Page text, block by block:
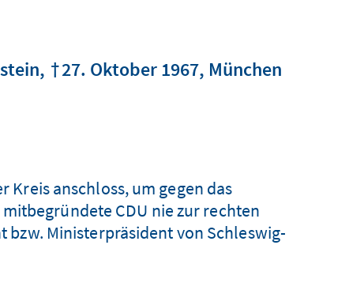
27. Oktober 1967 München
Kreis anschloss, um gegen das
CDU nie zur rechten
bzw. Ministerpräsident von Schleswig-